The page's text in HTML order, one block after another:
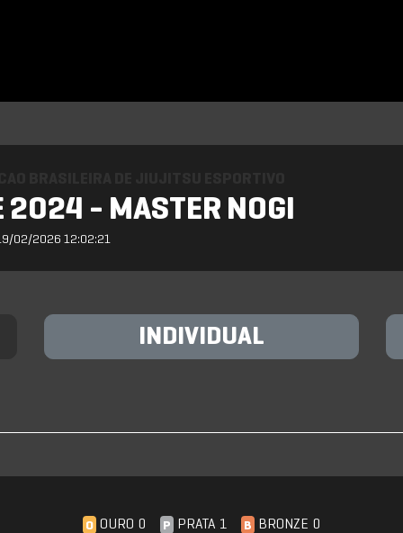
2024 - MASTER NOGI
19/02/2026 12:02:21
INDIVIDUAL
O OURO 0 P PRATA 1 B BRONZE 0